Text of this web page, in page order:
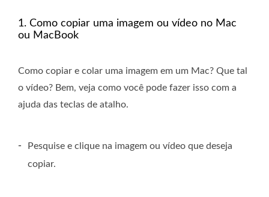
1. Como copiar uma imagem ou vídeo no Mac
ou MacBook
Como copiar e colar uma imagem em um Mac? Que tal
o vídeo? Bem, veja como você pode fazer isso com a
ajuda das teclas de atalho.
-
Pesquise e clique na imagem ou vídeo que deseja
copiar.